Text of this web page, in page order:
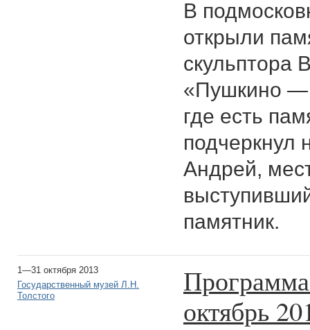
В
открыли
скульптора
«Пушкино —
где есть
подчеркнул
Андрей,
памятник.
1—31 октября 2013
Государственный музей Л.Н.
Толстого
октябрь